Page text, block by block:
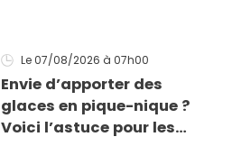
Le 07/08/2026 à 07h00
Envie d’apporter des
glaces en pique-nique ?
Voici l’astuce pour les